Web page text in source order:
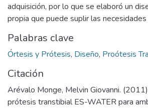
adquisición, por lo que se elaboró un
propia que puede suplir las necesidades
Palabras clave
Órtesis y Prótesis, Diseño, Proótesis
Citación
Arévalo Monge, Melvin Giovanni.
prótesis transtibial ES-WATER para